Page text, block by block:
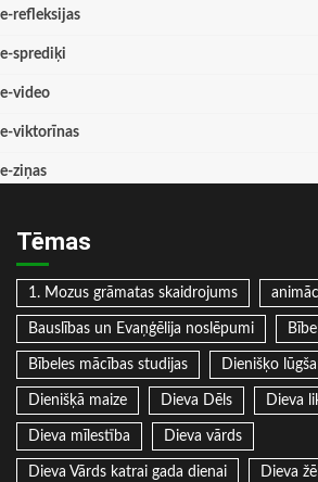
e-refleksijas
e-sprediķi
e-video
e-viktorīnas
e-ziņas
Tēmas
1. Mozus grāmatas skaidrojums
Bauslības un Evaņģēlija noslēpumi
Bībeles mācības studijas Dienišķo
Dienišķā maize Dieva Dēls Dieva
Dieva mīlestība Dieva vārds
Dieva Vārds katrai gada dienai Dieva